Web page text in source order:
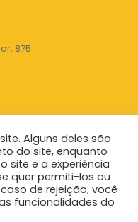
875
Seti| Agenda do Reitor
Alguns deles são
do site, enquanto
site e a experiência
quer permiti-los ou
de rejeição, você
funcionalidades do